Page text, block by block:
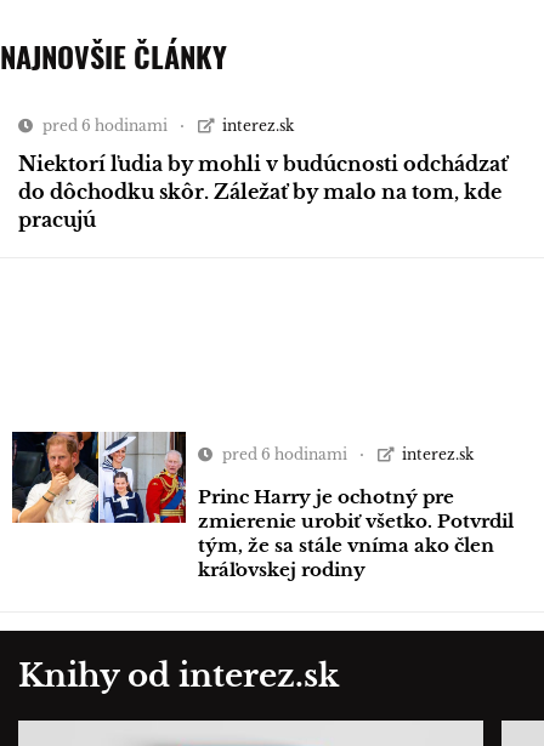
NAJNOVŠIE ČLÁNKY
pred 6 hodinami interez.sk
Niektorí ľudia by mohli v budúcnosti odchádzať
do dôchodku skôr. Záležať by malo na tom, kde
pracujú
pred 6 hodinami interez.sk
Princ Harry je ochotný pre
zmierenie urobiť všetko. Potvrdil
tým, že sa stále vníma ako člen
kráľovskej rodiny
Knihy od interez.sk